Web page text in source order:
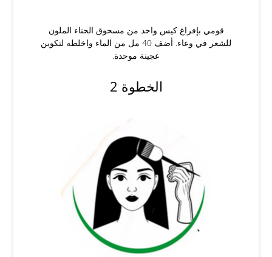
قومي بإفراغ كيس واحد من مسحوق الحناء الملون
للشعر في وعاء. أضف 40 مل من الماء واخلطه لتكوين
عجينة موحدة.
الخطوة 2